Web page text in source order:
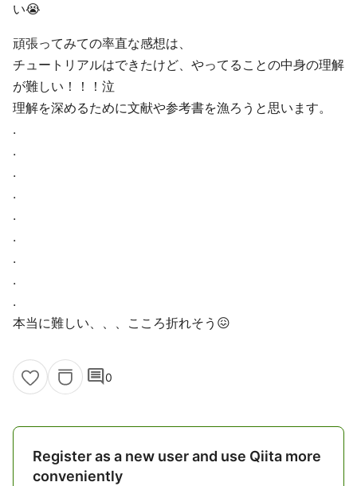
い😭
頑張ってみての率直な感想は、
チュートリアルはできたけど、やってることの中身の理解
が難しい！！！泣
理解を深めるために文献や参考書を漁ろうと思います。
.
.
.
.
.
.
.
.
.
本当に難しい、、、こころ折れそう😖
comment0
Register as a new user and use Qiita more
conveniently